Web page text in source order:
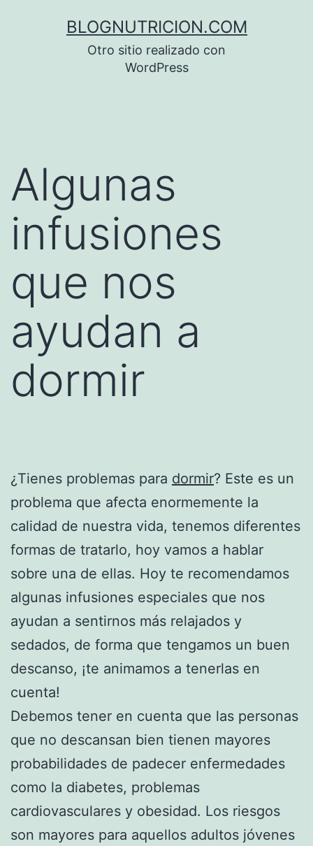
BLOGNUTRICION.COM
Otro sitio realizado con
WordPress
Algunas
infusiones
que nos
ayudan a
dormir
¿Tienes problemas para dormir? Este es un
problema que afecta enormemente la
calidad de nuestra vida, tenemos diferentes
formas de tratarlo, hoy vamos a hablar
sobre una de ellas. Hoy te recomendamos
algunas infusiones especiales que nos
ayudan a sentirnos más relajados y
sedados, de forma que tengamos un buen
descanso, ¡te animamos a tenerlas en
cuenta!
Debemos tener en cuenta que las personas
que no descansan bien tienen mayores
probabilidades de padecer enfermedades
como la diabetes, problemas
cardiovasculares y obesidad. Los riesgos
son mayores para aquellos adultos jóvenes